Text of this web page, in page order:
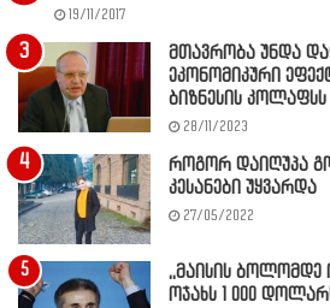
19/11/2017
მთავრობა უნდა
ეკონომიკური
ბიზნესის კოლაფსს
28/11/2023
როგორ დაიღუპა
კესანები უყვარდა
27/05/2022
,,მაისის ბოლომდე
ოჯახს 1 000